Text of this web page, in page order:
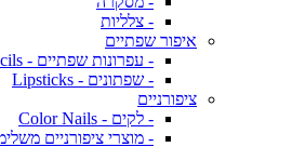
- צלליות
איפור שפתיים
- עפרונות שפתיים - Lip Pencils
- שפתונים - Lipsticks
ציפורניים
- לקים - Color Nails